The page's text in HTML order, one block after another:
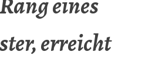
erreicht